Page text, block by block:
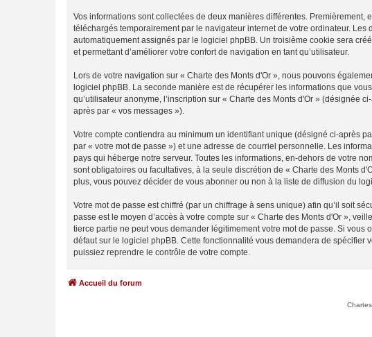
Vos informations sont collectées de deux manières différentes.
téléchargés temporairement par le navigateur internet de votre ordinateur.
automatiquement assignés par le logiciel phpBB. Un troisième cookie sera
et permettant d’améliorer votre confort de navigation en tant qu’utilisateur.
Lors de votre navigation sur « Charte des Monts d'Or », nous pouvons
logiciel phpBB. La seconde manière est de récupérer les informations que
qu’utilisateur anonyme, l’inscription sur « Charte des Monts d'Or » (désignée
après par « vos messages »).
Votre compte contiendra au minimum un identifiant unique (désigné ci-après
par « votre mot de passe ») et une adresse de courriel personnelle. Les
pays qui héberge notre serveur. Toutes les informations, en-dehors de votre
sont obligatoires ou facultatives, à la seule discrétion de « Charte des Monts
plus, vous pouvez décider de vous abonner ou non à la liste de diffusion du
Votre mot de passe est chiffré (par un chiffrage à sens unique) afin qu’il soit
passe est le moyen d’accès à votre compte sur « Charte des Monts d'Or »,
tierce partie ne peut vous demander légitimement votre mot de passe. Si
défaut sur le logiciel phpBB. Cette fonctionnalité vous demandera de
puissiez reprendre le contrôle de votre compte.
Accueil du forum